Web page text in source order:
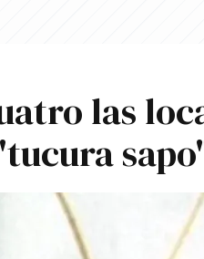
las